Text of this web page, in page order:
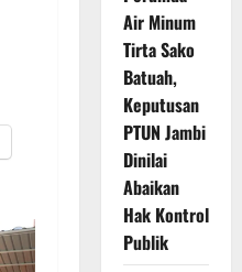
Air Minum
Tirta Sako
Batuah,
Keputusan
PTUN Jambi
Dinilai
Abaikan
Hak Kontrol
Publik